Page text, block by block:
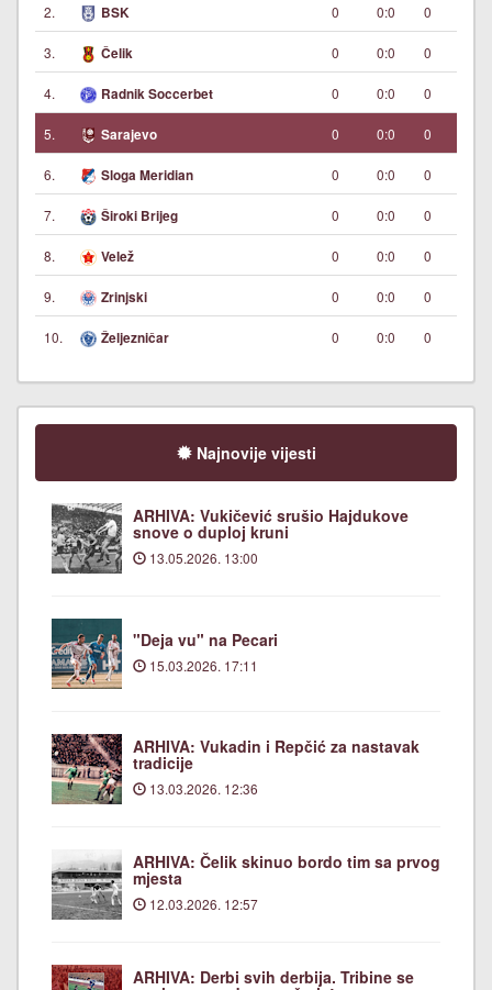
2. BSK 0 0:0 0
3. Čelik 0 0:0 0
4. Radnik Soccerbet 0 0:0 0
5. Sarajevo 0 0:0 0
6. Sloga Meridian 0 0:0 0
7. Široki Brijeg 0 0:0 0
8. Velež 0 0:0 0
9. Zrinjski 0 0:0 0
10. Željezničar 0 0:0 0
Najnovije vijesti
ARHIVA: Vukičević srušio Hajdukove
snove o duploj kruni
13.05.2026. 13:00
"Deja vu" na Pecari
15.03.2026. 17:11
ARHIVA: Vukadin i Repčić za nastavak
tradicije
13.03.2026. 12:36
ARHIVA: Čelik skinuo bordo tim sa prvog
mjesta
12.03.2026. 12:57
ARHIVA: Derbi svih derbija. Tribine se